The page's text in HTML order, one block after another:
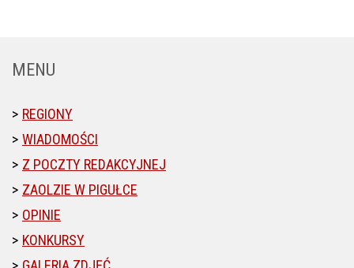
MENU
REGIONY
WIADOMOŚCI
Z POCZTY REDAKCYJNEJ
ZAOLZIE W PIGUŁCE
OPINIE
KONKURSY